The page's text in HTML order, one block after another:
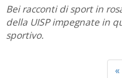
Bei racconti di sport in
della UISP impegnate in
sportivo.
«